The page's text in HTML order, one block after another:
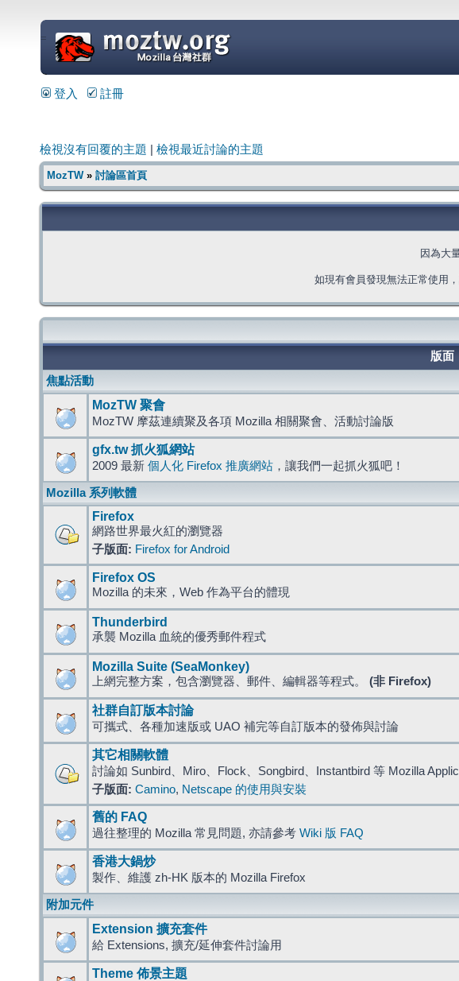
=
登入 註冊
檢視沒有回覆的主題 檢視最近討論的主題
MozTW» 討論區首頁
因為大
如現有會員發現無法正常使用
版面
焦點活動
MozTW 聚會
MozTW 摩茲連續聚及各項 Mozilla 相關聚會、活動討論版
gfx.tw 抓火狐網站
2009 最新 個人化 Firefox 推廣網站 ，讓我們一起抓火狐吧！
Mozilla 系列軟體
Firefox
網路世界最火紅的瀏覽器
子版面: Firefox for Android
Firefox OS
Mozilla 的未來，Web 作為平台的體現
Thunderbird
承襲 Mozilla 血統的優秀郵件程式
Mozilla Suite (SeaMonkey)
上網完整方案，包含瀏覽器、郵件、編輯器等程式。 (非 Firefox)
社群自訂版本討論
可攜式、各種加速版或 UAO 補完等自訂版本的發佈與討論
其它相關軟體
討論如 Sunbird、Miro、Flock、Songbird、Instantbird 等 Mozilla
子版面: Camino, Netscape 的使用與安裝
舊的 FAQ
過往整理的 Mozilla 常見問題, 亦請參考 Wiki 版 FAQ
香港大鍋炒
製作、維護 zh-HK 版本的 Mozilla Firefox
附加元件
Extension 擴充套件
給 Extensions, 擴充/延伸套件討論用
Theme 佈景主題